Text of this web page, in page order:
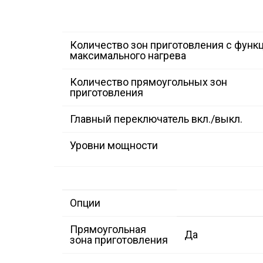
Количество зон приготовления с
максимального нагрева
Количество прямоугольных зон
приготовления
Главный переключатель вкл./выкл.
Уровни мощности
Опции
Прямоугольная
зона приготовления
Да